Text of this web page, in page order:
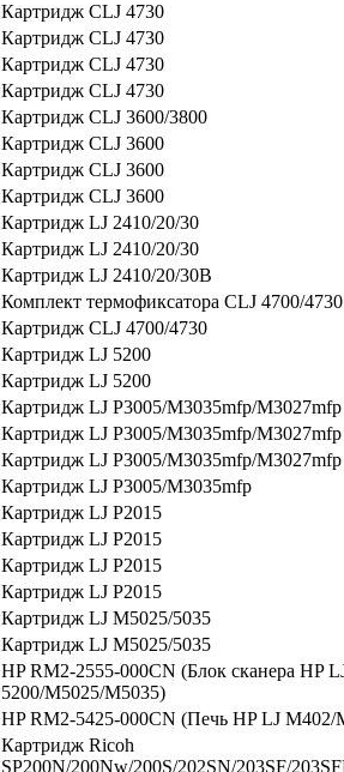
Картридж CLJ 4730
Картридж CLJ 4730
Картридж CLJ 4730
Картридж CLJ 4730
Картридж CLJ 3600/3800
Картридж CLJ 3600
Картридж CLJ 3600
Картридж CLJ 3600
Картридж LJ 2410/20/30
Картридж LJ 2410/20/30
Картридж LJ 2410/20/30В
Комплект термофиксатора CLJ 4700/4730
Картридж CLJ 4700/4730
Картридж LJ 5200
Картридж LJ 5200
Картридж LJ P3005/M3035mfp/M3027mfp
Картридж LJ P3005/M3035mfp/M3027mfp
Картридж LJ P3005/M3035mfp/M3027mfp
Картридж LJ P3005/M3035mfp
Картридж LJ P2015
Картридж LJ P2015
Картридж LJ P2015
Картридж LJ P2015
Картридж LJ M5025/5035
Картридж LJ M5025/5035
HP RM2-2555-000CN (Блок сканера HP
5200/M5025/M5035)
HP RM2-5425-000CN (Печь HP LJ M402/
Картридж Ricoh
SP200N/200Nw/200S/202SN/203SF/